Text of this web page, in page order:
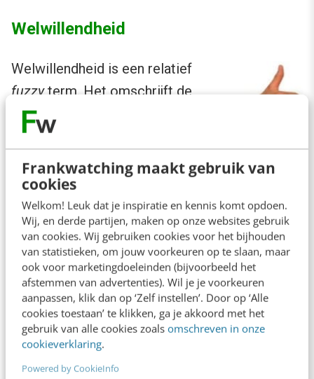
Frankwatching maakt gebruik van
cookies
Welkom! Leuk dat je inspiratie en kennis komt opdoen.
Wij, en derde partijen, maken op onze websites gebruik
van cookies. Wij gebruiken cookies voor het bijhouden
van statistieken, om jouw voorkeuren op te slaan, maar
ook voor marketingdoeleinden (bijvoorbeeld het
afstemmen van advertenties). Wil je je voorkeuren
aanpassen, klik dan op ‘Zelf instellen’. Door op ‘Alle
cookies toestaan’ te klikken, ga je akkoord met het
gebruik van alle cookies zoals omschreven in onze
cookieverklaring.
Powered by CookieInfo
Welwillendheid
Welwillendheid is een relatief
fuzzyterm. Het omschrijft de
verwachting dat de persoon of
organisatie die je wilt vertrouwen,
‘goed wilt doen’ voor jou zonder
een directe externe prikkel voor deze acties.
Deze positieve intenties uiten zich vaak in het
ondersteunen en aanmoedigen van anderen.
Een belangrijk onderdeel van deze
welwillendheid is openheid: de bereidheid om
kennis en ideeën te delen met anderen.
Uiteindelijk kan dit zorgen voor een context
van reciprociteit (ook wel wederkerigheid
genoemd
), waarin niet het individualisme